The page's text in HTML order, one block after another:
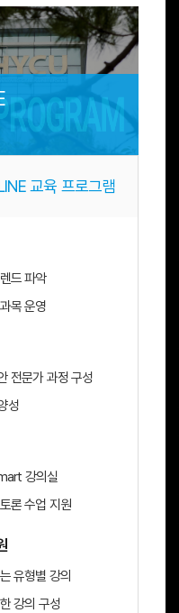
교육 프로그램
드 파악
목 운영
전문가 과정 구성
성
강의실
론 수업 지원
유형별 강의
강의 구성